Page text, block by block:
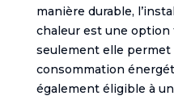
manière durable,
chaleur est une
seulement elle permet
consommation
également éligible à